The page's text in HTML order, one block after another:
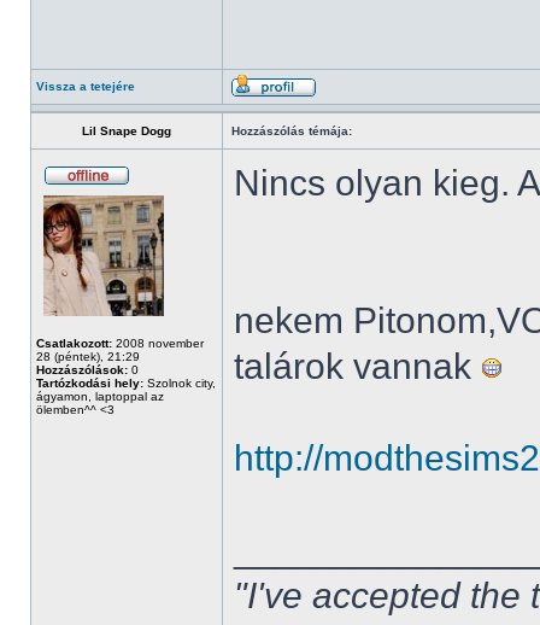
Vissza a tetejére
Lil Snape Dogg Hozzászólás témája:
Csatlakozott: 2008 november
28 (péntek), 21:29
Hozzászólások: 0
Tartózkodási hely: Szolnok city,
ágyamon, laptoppal az
ölemben^^ <3
Nincs olyan kieg.
nekem
talárok vannak
http://
"I've accepted the